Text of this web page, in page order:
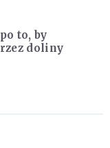
to, by
doliny